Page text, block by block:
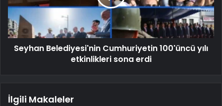
Seyhan Belediyesi'nin Cumhuriyetin 100'üncü yılı
etkinlikleri sona erdi
İlgili Makaleler